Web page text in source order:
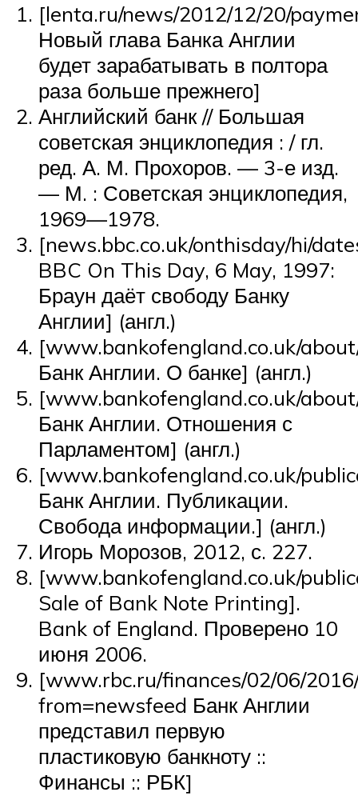
[lenta.ru/news/2012/12/20/
Новый глава Банка Англии
будет зарабатывать в полтора
раза больше прежнего]
Английский банк // Большая
советская энциклопедия : / гл.
ред. А. М. Прохоров. — 3-е изд.
— М. : Советская энциклопедия,
1969—1978.
[news.bbc.co.uk/onthisday/hi/
BBC On This Day, 6 May, 1997:
Браун даёт свободу Банку
Англии] (англ.)
[www.bankofengland.co.uk/
Банк Англии. О банке] (англ.)
[www.bankofengland.co.uk/
Банк Англии. Отношения с
Парламентом] (англ.)
[www.bankofengland.co.uk/
Банк Англии. Публикации.
Свобода информации.] (англ.)
Игорь Морозов, 2012, с. 227.
[www.bankofengland.co.uk/
Sale of Bank Note Printing].
Bank of England. Проверено 10
июня 2006.
[www.rbc.ru/finances/02/06/
from=newsfeed Банк Англии
представил первую
пластиковую банкноту ::
Финансы :: РБК]